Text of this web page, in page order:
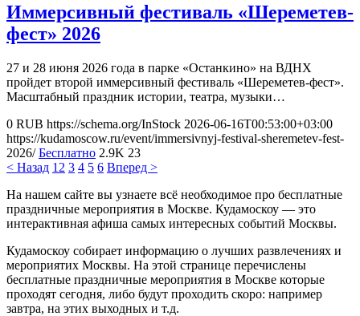
Иммерсивный фестиваль «Шереметев-
фест» 2026
27 и 28 июня 2026 года в парке «Останкино» на ВДНХ
пройдет второй иммерсивный фестиваль «Шереметев-фест».
Масштабный праздник истории, театра, музыки…
0 RUB https://schema.org/InStock 2026-06-16T00:53:00+03:00
https://kudamoscow.ru/event/immersivnyj-festival-sheremetev-fest-
2026/ Бесплатно 2.9K 23
< Назад 1 2 3 4 5 6 Вперед >
На нашем сайте вы узнаете всё необходимое про бесплатные
праздничные мероприятия в Москве. Кудамоскоу — это
интерактивная афиша самых интересных событий Москвы.
Кудамоскоу собирает информацию о лучших развлечениях и
мероприятих Москвы. На этой странице перечислены
бесплатные праздничные мероприятия в Москве которые
проходят сегодня, либо будут проходить скоро: например
завтра, на этих выходных и т.д.